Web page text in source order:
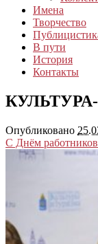
Имена
Творчество
В пути
История
Контакты
Опубликовано
С Днём